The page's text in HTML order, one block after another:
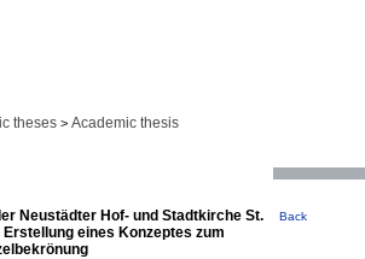
theses > Academic thesis
Neustädter Hof- und Stadtkirche St.
eines Konzeptes zum
Back